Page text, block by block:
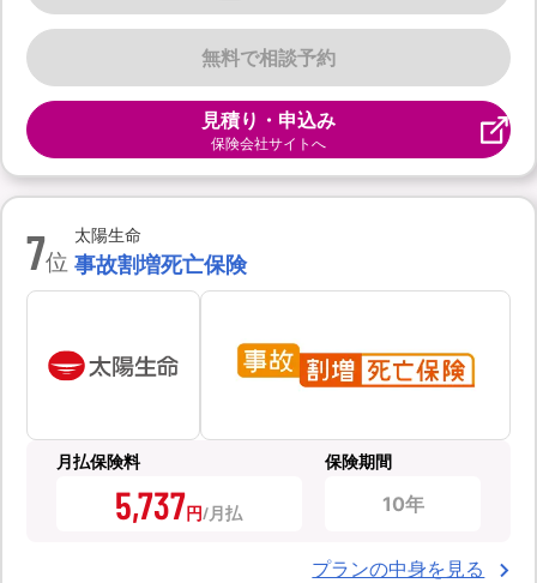
無料で相談予約
見積り・申込み
保険会社サイトへ
7位
太陽生命
事故割増死亡保険
月払保険料
5,737円
保険期間
10年
プランの中身を見る